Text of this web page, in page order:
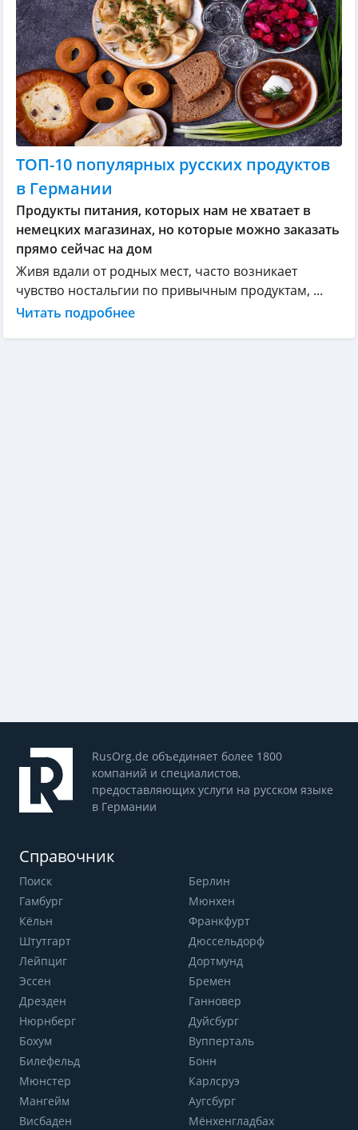
ТОП-10 популярных русских продуктов
в Германии
Продукты питания, которых нам не хватает в
немецких магазинах, но которые можно заказать
прямо сейчас на дом
Живя вдали от родных мест, часто возникает
чувство ностальгии по привычным продуктам, ...
Читать подробнее
RusOrg.de объединяет более 1800
компаний и специалистов,
предоставляющих услуги на русском языке
в Германии
Справочник
Поиск
Берлин
Гамбург
Мюнхен
Кёльн
Франкфурт
Штутгарт
Дюссельдорф
Лейпциг
Дортмунд
Эссен
Бремен
Дрезден
Ганновер
Нюрнберг
Дуйсбург
Бохум
Вупперталь
Билефельд
Бонн
Мюнстер
Карлсруэ
Мангейм
Аугсбург
Висбаден
Мёнхенгладбах